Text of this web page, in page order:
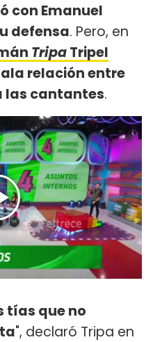
con Emanuel
defensa. Pero, en
TripaTripel
relación entre
las cantantes.
tías que no
", declaró Tripa en